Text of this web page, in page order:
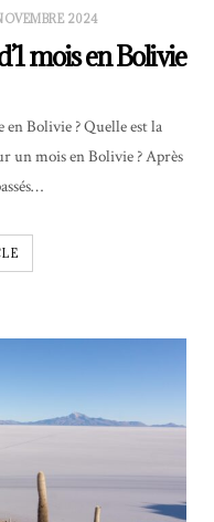
2024
mois en Bolivie
Bolivie ? Quelle est la
un mois en Bolivie ? Après